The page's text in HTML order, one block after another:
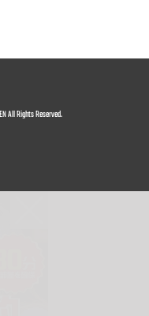
All Rights Reserved.